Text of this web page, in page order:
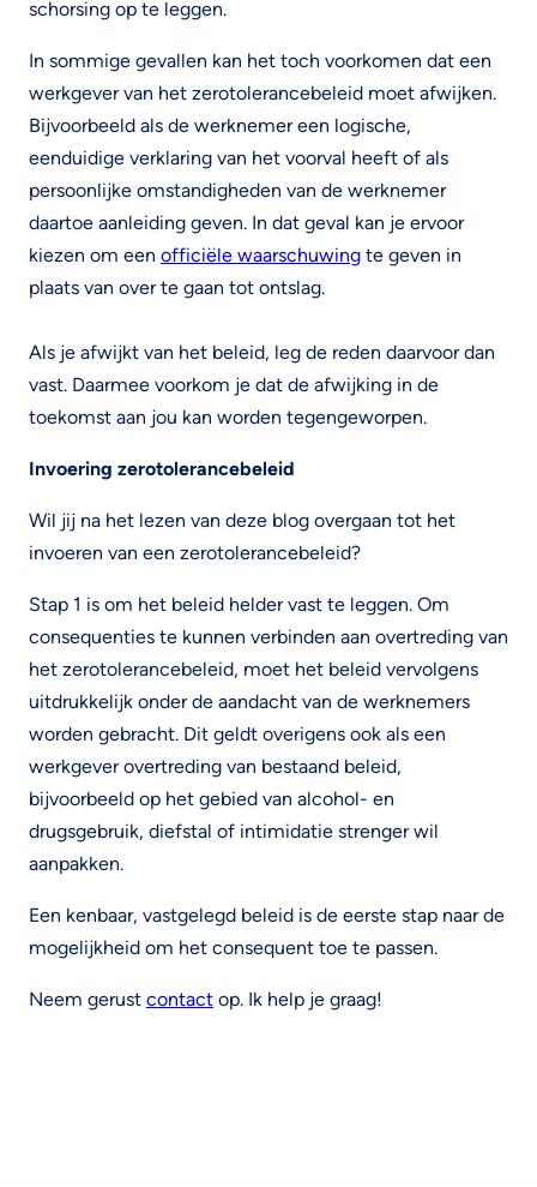
schorsing op te leggen.
In sommige gevallen kan het toch voorkomen dat een
werkgever van het zerotolerancebeleid moet afwijken.
Bijvoorbeeld als de werknemer een logische,
eenduidige verklaring van het voorval heeft of als
persoonlijke omstandigheden van de werknemer
daartoe aanleiding geven. In dat geval kan je ervoor
kiezen om een officiële waarschuwing te geven in
plaats van over te gaan tot ontslag.
Als je afwijkt van het beleid, leg de reden daarvoor dan
vast. Daarmee voorkom je dat de afwijking in de
toekomst aan jou kan worden tegengeworpen.
Invoering zerotolerancebeleid
Wil jij na het lezen van deze blog overgaan tot het
invoeren van een zerotolerancebeleid?
Stap 1 is om het beleid helder vast te leggen. Om
consequenties te kunnen verbinden aan overtreding van
het zerotolerancebeleid, moet het beleid vervolgens
uitdrukkelijk onder de aandacht van de werknemers
worden gebracht. Dit geldt overigens ook als een
werkgever overtreding van bestaand beleid,
bijvoorbeeld op het gebied van alcohol- en
drugsgebruik, diefstal of intimidatie strenger wil
aanpakken.
Een kenbaar, vastgelegd beleid is de eerste stap naar de
mogelijkheid om het consequent toe te passen.
Neem gerust contact op. Ik help je graag!